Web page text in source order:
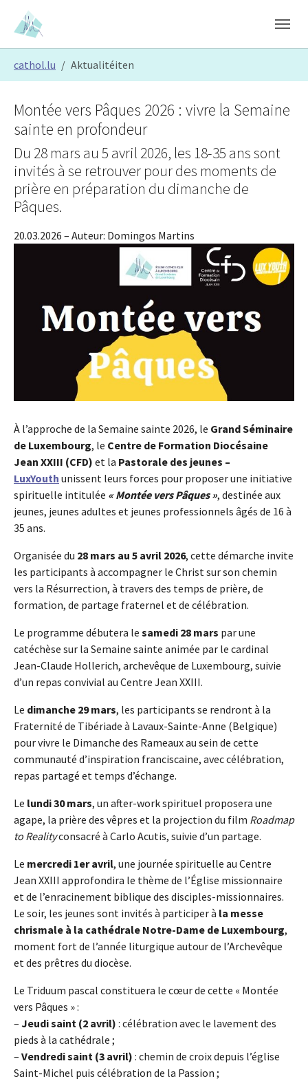
Skip to main content
Skip to page footer
cathol.lu Aktualitéiten
Montée vers Pâques 2026 : vivre la Semaine
sainte en profondeur
Du 28 mars au 5 avril 2026, les 18-35 ans sont
invités à se retrouver pour des moments de
prière en préparation du dimanche de
Pâques.
20.03.2026 – Auteur: Domingos Martins
À l’approche de la Semaine sainte 2026, le Grand Séminaire
de Luxembourg, le Centre de Formation Diocésaine
Jean XXIII (CFD) et la Pastorale des jeunes –
LuxYouth unissent leurs forces pour proposer une initiative
spirituelle intitulée « Montée vers Pâques », destinée aux
jeunes, jeunes adultes et jeunes professionnels âgés de 16 à
35 ans.
Organisée du 28 mars au 5 avril 2026, cette démarche invite
les participants à accompagner le Christ sur son chemin
vers la Résurrection, à travers des temps de prière, de
formation, de partage fraternel et de célébration.
Le programme débutera le samedi 28 mars par une
catéchèse sur la Semaine sainte animée par le cardinal
Jean-Claude Hollerich, archevêque de Luxembourg, suivie
d’un repas convivial au Centre Jean XXIII.
Le dimanche 29 mars, les participants se rendront à la
Fraternité de Tibériade à Lavaux-Sainte-Anne (Belgique)
pour vivre le Dimanche des Rameaux au sein de cette
communauté d’inspiration franciscaine, avec célébration,
repas partagé et temps d’échange.
Le lundi 30 mars, un after-work spirituel proposera une
agape, la prière des vêpres et la projection du film Roadmap
to Realityconsacré à Carlo Acutis, suivie d’un partage.
Le mercredi 1er avril, une journée spirituelle au Centre
Jean XXIII approfondira le thème de l’Église missionnaire
et de l’enracinement biblique des disciples-missionnaires.
Le soir, les jeunes sont invités à participer à la messe
chrismale à la cathédrale Notre-Dame de Luxembourg,
moment fort de l’année liturgique autour de l’Archevêque
et des prêtres du diocèse.
Le Triduum pascal constituera le cœur de cette « Montée
vers Pâques » :
– Jeudi saint (2 avril) : célébration avec le lavement des
pieds à la cathédrale ;
– Vendredi saint (3 avril) : chemin de croix depuis l’église
Saint-Michel puis célébration de la Passion ;